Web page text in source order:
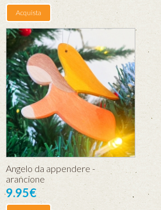
Acquista
Angelo da appendere -
arancione
9.95€